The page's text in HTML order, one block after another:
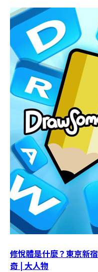
修悅體是什麼？東京新
奇 | 大人物